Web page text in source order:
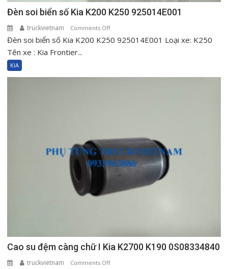
Đèn soi biển số Kia K200 K250 925014E001
truckvietnam Comments Offon
Đèn
Đèn soi biển số Kia K200 K250 925014E001 Loại xe: K250
Tên xe : Kia Frontier...
KIA
Cao su đệm càng chữ I Kia K2700 K190 0S08334840
truckvietnam Comments Offon